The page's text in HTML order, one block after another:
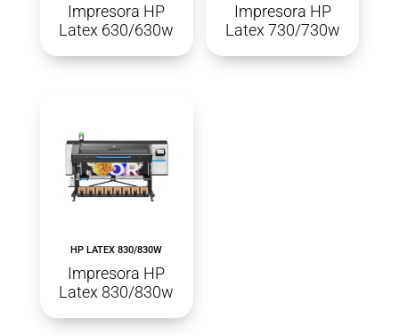
Impresora HP
Latex 630/630w
Impresora HP
Latex 730/730w
HP LATEX 830/830W
Impresora HP
Latex 830/830w